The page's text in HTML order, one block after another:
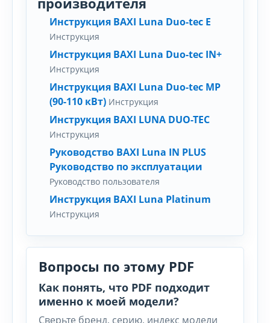
Инструкция BAXI Luna Duo-tec E
Инструкция
Инструкция BAXI Luna Duo-tec IN+
Инструкция
Инструкция BAXI Luna Duo-tec MP
(90-110 кВт) Инструкция
Инструкция BAXI LUNA DUO-TEC
Инструкция
Руководство BAXI Luna IN PLUS
Руководство по эксплуатации
Руководство пользователя
Инструкция BAXI Luna Platinum
Инструкция
Вопросы по этому PDF
Как понять, что PDF подходит
именно к моей модели?
Сверьте бренд, серию, индекс модели